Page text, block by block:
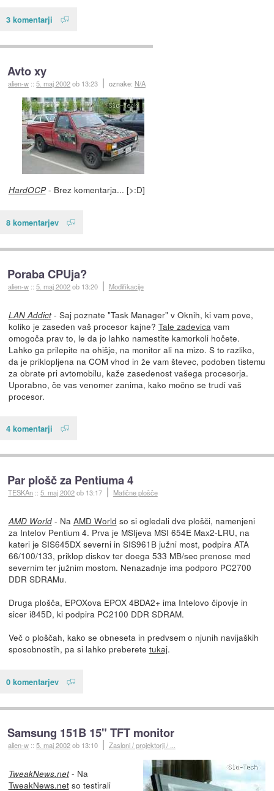
3 komentarji
Avto xy
alien-w ::5. maj 2002ob 13:23 oznake: N/A
HardOCP- Brez komentarja... [>:D]
8 komentarjev
Poraba CPUja?
alien-w ::5. maj 2002ob 13:20 Modifikacije
LAN Addict- Saj poznate "Task Manager" v Oknih, ki vam pove,
koliko je zaseden vaš procesor kajne? Tale zadevica vam
omogoča prav to, le da jo lahko namestite kamorkoli hočete.
Lahko ga prilepite na ohišje, na monitor ali na mizo. S to razliko,
da je priklopljena na COM vhod in že vam števec, podoben tistemu
za obrate pri avtomobilu, kaže zasedenost vašega procesorja.
Uporabno, če vas venomer zanima, kako močno se trudi vaš
procesor.
4 komentarji
Par plošč za Pentiuma 4
TESKAn ::5. maj 2002ob 13:17 Matične plošče
AMD World- Na AMD World so si ogledali dve plošči, namenjeni
za Intelov Pentium 4. Prva je MSIjeva MSI 654E Max2-LRU, na
kateri je SIS645DX severni in SIS961B južni most, podpira ATA
66/100/133, priklop diskov ter doega 533 MB/sec prenose med
severnim ter južnim mostom. Nenazadnje ima podporo PC2700
DDR SDRAMu.
Druga plošča, EPOXova EPOX 4BDA2+ ima Intelovo čipovje in
sicer i845D, ki podpira PC2100 DDR SDRAM.
Več o ploščah, kako se obneseta in predvsem o njunih navijaških
sposobnostih, pa si lahko preberete tukaj.
0 komentarjev
Samsung 151B 15" TFT monitor
alien-w ::5. maj 2002ob 13:10 Zasloni / projektorji / ...
TweakNews.net- Na
TweakNews.netso testirali